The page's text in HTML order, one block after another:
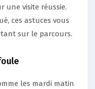
une visite réussie.
ces astuces vous
sur le parcours.
les mardi matin